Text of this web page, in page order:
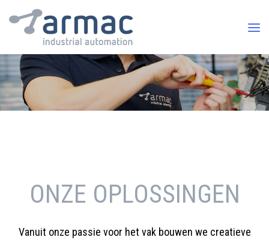
ONZE OPLOSSINGEN
Vanuit onze passie voor het vak bouwen we creatieve